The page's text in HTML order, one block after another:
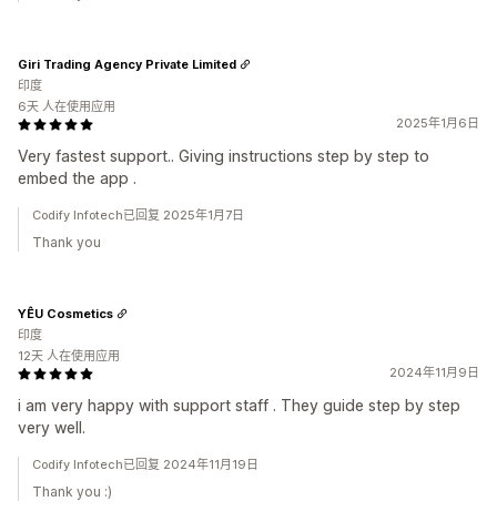
2025年1月6日
Very fastest support.. Giving instructions step by step to
embed the app .
Giri Trading Agency Private Limited
印度
6天 人在使用应用
Codify Infotech已回复 2025年1月7日
Thank you
2024年11月9日
i am very happy with support staff . They guide step by step
very well.
YÊU Cosmetics
印度
12天 人在使用应用
Codify Infotech已回复 2024年11月19日
Thank you :)